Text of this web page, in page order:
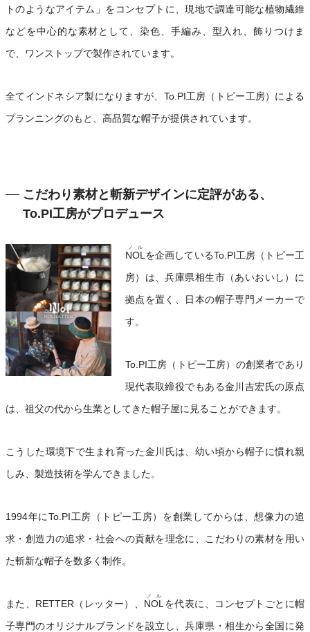
トのようなアイテム」をコンセプトに、現地で調達可能な植物繊維
などを中心的な素材として、染色、手編み、型入れ、飾りつけま
で、ワンストップで製作されています。
全てインドネシア製になりますが、To.PI工房（トピー工房）による
プランニングのもと、高品質な帽子が提供されています。
こだわり素材と斬新デザインに定評がある、
To.PI工房がプロデュース
NOL
ノル
を企画しているTo.PI工房（トピー工
房）は、兵庫県相生市（あいおいし）に
拠点を置く、日本の帽子専門メーカーで
す。
To.PI工房（トピー工房）の創業者であり
現代表取締役でもある金川吉宏氏の原点
は、祖父の代から生業としてきた帽子屋に見ることができます。
こうした環境下で生まれ育った金川氏は、幼い頃から帽子に慣れ親
しみ、製造技術を学んできました。
1994年にTo.PI工房（トピー工房）を創業してからは、想像力の追
求・創造力の追求・社会への貢献を理念に、こだわりの素材を用い
た斬新な帽子を数多く制作。
また、RETTER（レッター）、 NOL
ノル
を代表に、コンセプトごとに帽
子専門のオリジナルブランドを設立し、兵庫県・相生から全国に発